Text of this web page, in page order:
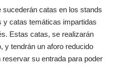
catas en los stands
y catas temáticas impartidas
Estas catas, se realizarán
y tendrán un aforo reducido
su entrada para poder